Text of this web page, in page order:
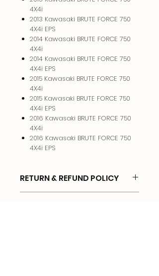
4X4i
2013 Kawasaki BRUTE FORCE 750
4X4i EPS
2014 Kawasaki BRUTE FORCE 750
4X4i
2014 Kawasaki BRUTE FORCE 750
4X4i EPS
2015 Kawasaki BRUTE FORCE 750
4X4i
2015 Kawasaki BRUTE FORCE 750
4X4i EPS
2016 Kawasaki BRUTE FORCE 750
4X4i
2016 Kawasaki BRUTE FORCE 750
4X4i EPS
RETURN & REFUND POLICY